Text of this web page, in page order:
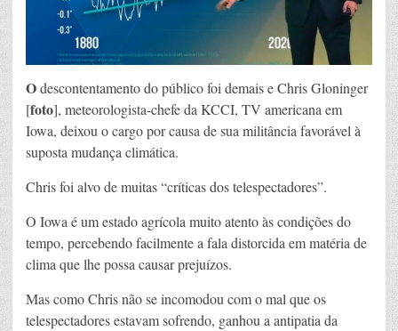
Odescontentamento do público foi demais e Chris Gloninger
[foto], meteorologista-chefe da KCCI, TV americana em
Iowa, deixou o cargo por causa de sua militância favorável à
suposta mudança climática.
Chris foi alvo de muitas “críticas dos telespectadores”.
O Iowa é um estado agrícola muito atento às condições do
tempo, percebendo facilmente a fala distorcida em matéria de
clima que lhe possa causar prejuízos.
Mas como Chris não se incomodou com o mal que os
telespectadores estavam sofrendo, ganhou a antipatia da